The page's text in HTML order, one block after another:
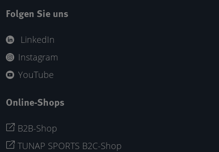
Folgen Sie uns
LinkedIn
Instagram
YouTube
Online-Shops
B2B-Shop
TUNAP SPORTS B2C-Shop